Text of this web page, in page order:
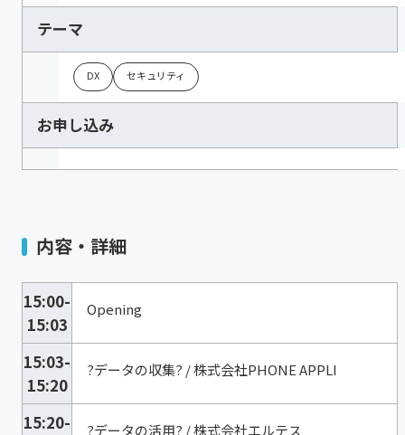
テーマ
DX セキュリティ
お申し込み
内容・詳細
15:00-
15:03
Opening
15:03-
15:20
?データの収集? / 株式会社PHONE APPLI
15:20-
?データの活用? / 株式会社エルテス